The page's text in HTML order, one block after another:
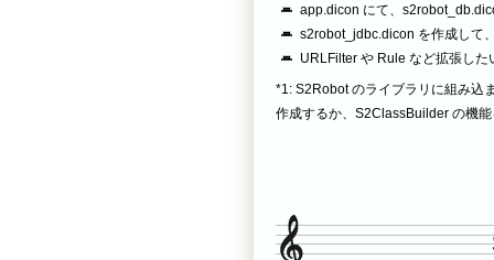
app.dicon にて、
s2robot_jdbc.dicon を作成して
URLFilter や Rule など拡張し
*1: S2Robot のライブラリに組み込
作成するか、S2ClassBuilder の機